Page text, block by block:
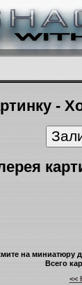
-
на миниатюру
Всего
<<